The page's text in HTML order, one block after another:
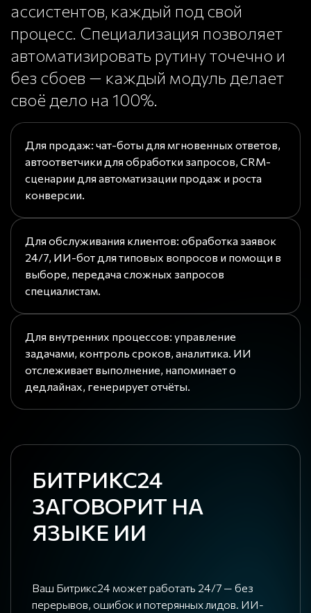
ассистентов, каждый под свой
процесс. Специализация позволяет
автоматизировать рутину точечно и
без сбоев — каждый модуль делает
своё дело на 100%.
Для продаж: чат-боты для мгновенных ответов,
автоответчики для обработки запросов, CRM-
сценарии для автоматизации продаж и роста
конверсии.
Для обслуживания клиентов: обработка заявок
24/7, ИИ-бот для типовых вопросов и помощи в
выборе, передача сложных запросов
специалистам.
Для внутренних процессов: управление
задачами, контроль сроков, аналитика. ИИ
отслеживает выполнение, напоминает о
дедлайнах, генерирует отчёты.
БИТРИКС24
ЗАГОВОРИТ НА
ЯЗЫКЕ ИИ
Ваш Битрикс24 может работать 24/7 — без
перерывов, ошибок и потерянных лидов. ИИ-